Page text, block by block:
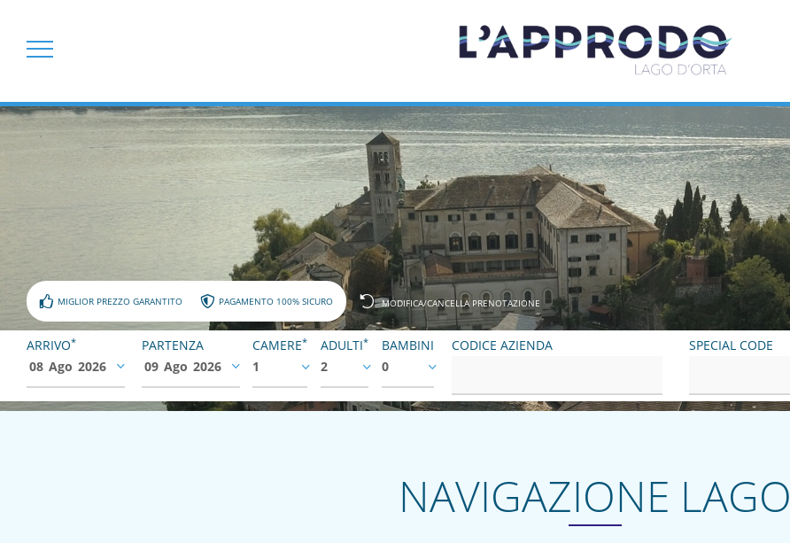
MIGLIOR PREZZO GARANTITO PAGAMENTO 100% SICURO MODIFICA/CANCELLA PRENOTAZIONE
ARRIVO*
08 Ago 2026
PARTENZA
09 Ago 2026
CAMERE*
1
ADULTI*
2
BAMBINI
0
CODICE AZIENDA SPECIAL CODE
NAVIGAZIONE LAGO